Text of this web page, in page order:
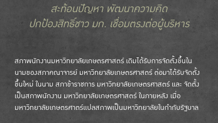
สะท้อนปัญหา พัฒนาความคิด
ปกป้องสิทธิ์ชาว มก. เชื่อมตรงต่อผู้บริหาร
สภาพนักงานมหาวิทยาลัยเกษตรศาสตร์ เดิมได้รับการจัดตั้งขึ้นใน
นามของสภาคณาจารย์ มหาวิทยาลัยเกษตรศาสตร์ ต่อมาได้รับจัดตั้ง
ขึ้นใหม่ ในนาม สภาข้าราชการ มหาวิทยาลัยเกษตรศาสตร์ และ จัดตั้ง
เป็นสภาพนักงาน มหาวิทยาลัยเกษตรศาสตร์ ในภายหลัง เมื่อ
มหาวิทยาลัยเกษตรศาตร์แปลสภาพเป็นมหาวิทยาลัยในกำกับรัฐบาล